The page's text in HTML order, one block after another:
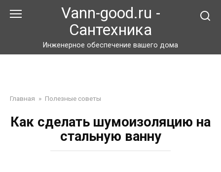
Vann-good.ru -
Сантехника
Инженерное обеспечение вашего дома
Главная » Полезные советы
Как сделать шумоизоляцию на
стальную ванну